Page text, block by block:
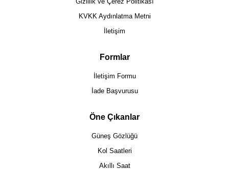
KVKK Aydınlatma Metni
İletişim
Formlar
İletişim Formu
İade Başvurusu
Öne Çıkanlar
Güneş Gözlüğü
Kol Saatleri
Akıllı Saat